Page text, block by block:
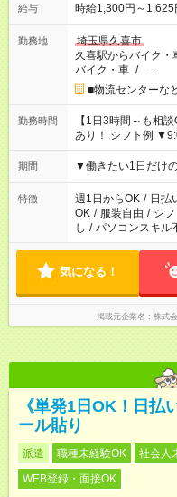
給与 時給1,300円～1,625
勤務地
埼玉県久喜市
久喜駅からバイク・
バイク・車 / …
■物流センター
勤務時間
【1日3時間～も相
あり！ シフト例 ▼9:00～12:00 ▼9:00～17:00 ▼10:00～19:00
▼18:00～21:00
期間 ▼働きたい1日だけ
特徴 週1日からOK / 日払
OK / 服装自由 / シ
し / パソコンスキル
気になる！
掲載元企業名 株式
《単発1日OK！日払
ール貼り
派遣 職種未経験OK 社会人
WEB登録・面接OK